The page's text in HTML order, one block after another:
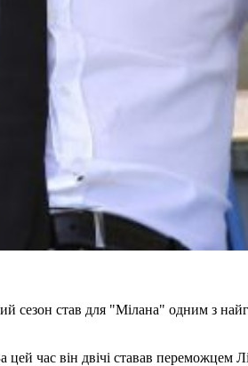
став для "Мілана" одним з
час він двічі ставав переможцем